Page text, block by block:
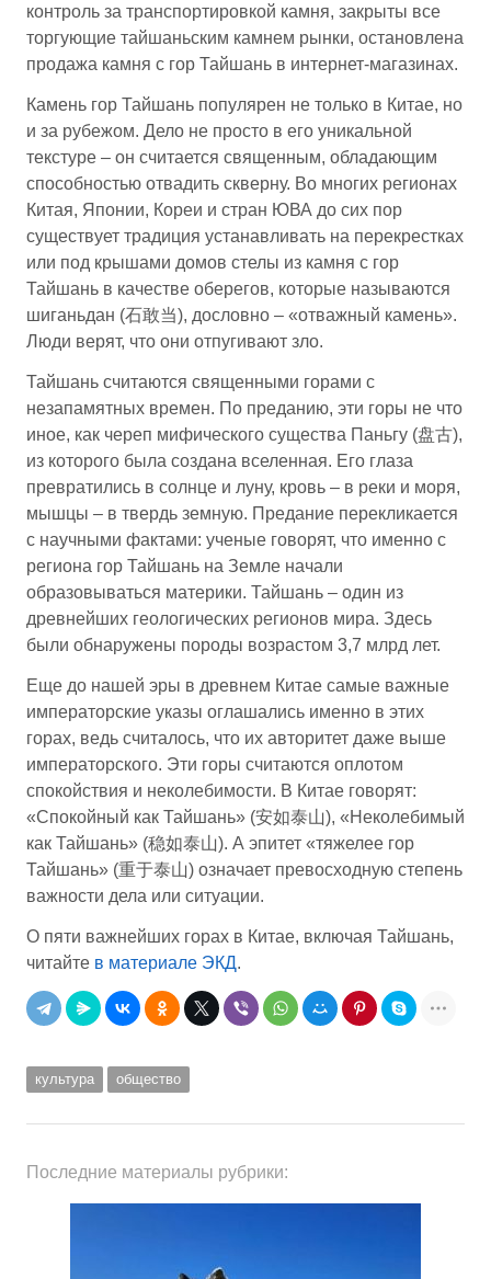
контроль за транспортировкой камня, закрыты все
торгующие тайшаньским камнем рынки, остановлена
продажа камня с гор Тайшань в интернет-магазинах.
Камень гор Тайшань популярен не только в Китае, но
и за рубежом. Дело не просто в его уникальной
текстуре – он считается священным, обладающим
способностью отвадить скверну. Во многих регионах
Китая, Японии, Кореи и стран ЮВА до сих пор
существует традиция устанавливать на перекрестках
или под крышами домов стелы из камня с гор
Тайшань в качестве оберегов, которые называются
шиганьдан (石敢当), дословно – «отважный камень».
Люди верят, что они отпугивают зло.
Тайшань считаются священными горами с
незапамятных времен. По преданию, эти горы не что
иное, как череп мифического существа Паньгу (盘古),
из которого была создана вселенная. Его глаза
превратились в солнце и луну, кровь – в реки и моря,
мышцы – в твердь земную. Предание перекликается
с научными фактами: ученые говорят, что именно с
региона гор Тайшань на Земле начали
образовываться материки. Тайшань – один из
древнейших геологических регионов мира. Здесь
были обнаружены породы возрастом 3,7 млрд лет.
Еще до нашей эры в древнем Китае самые важные
императорские указы оглашались именно в этих
горах, ведь считалось, что их авторитет даже выше
императорского. Эти горы считаются оплотом
спокойствия и неколебимости. В Китае говорят:
«Спокойный как Тайшань» (安如泰山), «Неколебимый
как Тайшань» (稳如泰山). А эпитет «тяжелее гор
Тайшань» (重于泰山) означает превосходную степень
важности дела или ситуации.
О пяти важнейших горах в Китае, включая Тайшань,
читайте в материале ЭКД.
культура общество
Последние материалы рубрики: